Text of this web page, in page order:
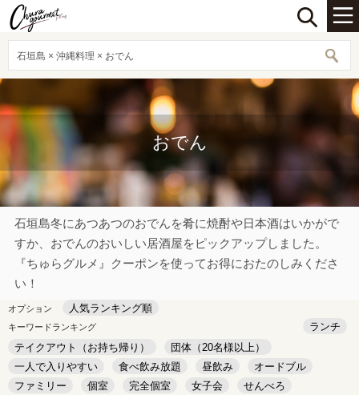
石垣島 × 沖縄料理 × おでん
おでん
石垣島冬にあつあつのおでんを肴に焼酎や日本酒はいかがで
すか、おでんのおいしい居酒屋をピックアップしました。
『ちゅらグルメ』クーポンを使ってお得におたのしみくださ
い！
オプション 人気ランキング順
キーワードランキング
ランチ
テイクアウト（お持ち帰り）
団体（20名様以上）
一人で入りやすい
食べ飲み放題 昼飲み
オードブル
ファミリー
個室 完全個室 女子会
せんべろ